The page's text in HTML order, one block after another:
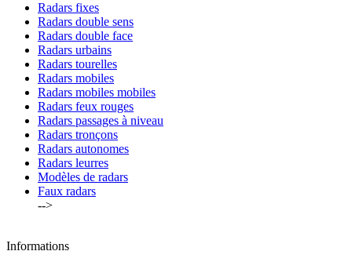
Radars fixes
Radars double sens
Radars double face
Radars urbains
Radars tourelles
Radars mobiles
Radars mobiles mobiles
Radars feux rouges
Radars passages à niveau
Radars tronçons
Radars autonomes
Radars leurres
Modèles de radars
Faux radars
-->
Informations